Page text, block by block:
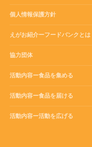
個人情報保護方針
えがお紹介ーフードバンクとは
協力団体
活動内容ー食品を集める
活動内容ー食品を届ける
活動内容ー活動を広げる